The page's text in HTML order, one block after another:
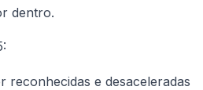
dentro.
e desaceleradas